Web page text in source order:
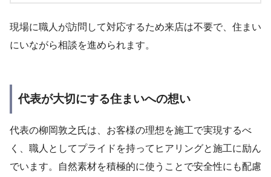
現場に職人が訪問して対応するため来店は不要で、住まい
にいながら相談を進められます。
代表が大切にする住まいへの想い
代表の柳岡敦之氏は、お客様の理想を施工で実現するべ
く、職人としてプライドを持ってヒアリングと施工に励ん
でいます。自然素材を積極的に使うことで安全性にも配慮